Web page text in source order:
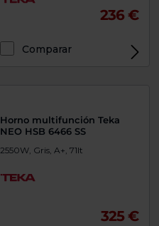
236 €
Comparar
Horno multifunción Teka
NEO HSB 6466 SS
2550W, Gris, A+, 71lt
325 €